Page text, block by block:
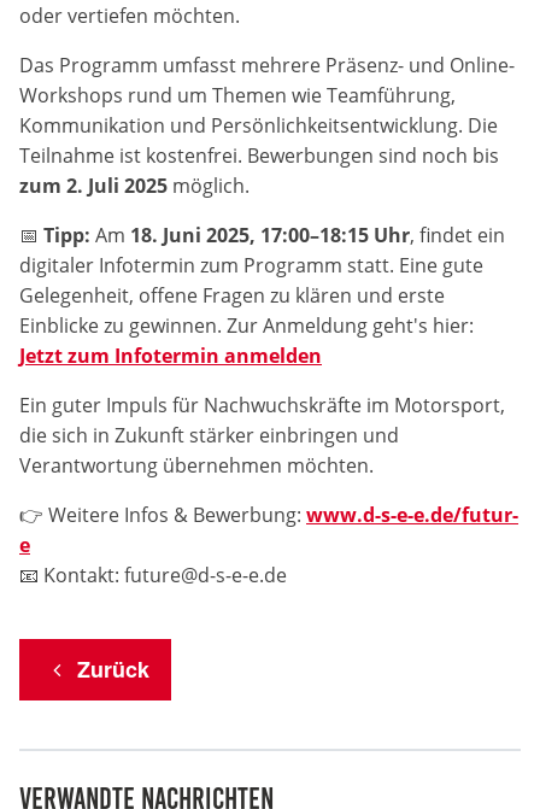
oder vertiefen möchten.
Das Programm umfasst mehrere Präsenz- und Online-
Workshops rund um Themen wie Teamführung,
Kommunikation und Persönlichkeitsentwicklung. Die
Teilnahme ist kostenfrei. Bewerbungen sind noch bis
zum 2. Juli 2025 möglich.
📅 Tipp: Am 18. Juni 2025, 17:00–18:15 Uhr, findet ein
digitaler Infotermin zum Programm statt. Eine gute
Gelegenheit, offene Fragen zu klären und erste
Einblicke zu gewinnen. Zur Anmeldung geht's hier:
Jetzt zum Infotermin anmelden
Ein guter Impuls für Nachwuchskräfte im Motorsport,
die sich in Zukunft stärker einbringen und
Verantwortung übernehmen möchten.
👉 Weitere Infos & Bewerbung: www.d-s-e-e.de/futur-
e
📧 Kontakt: future@d-s-e-e.de
Zurück
Verwandte Nachrichten
Notwendige Cookies ermöglichen die Kernfunktionalität
machen, indem sie grundlegende Funktionen
ermöglichen. Ohne diese Cookies kann die Website nicht
richtig funktionieren.
Background Image
Name:
gw-cookie-bgimage
Anbieter:
DMSB
Zweck:
Dieser Cookie speichert Informationen zu
verwendeten Hintergrundbildern der Website.
24 Stunden
Name:
Anbieter: